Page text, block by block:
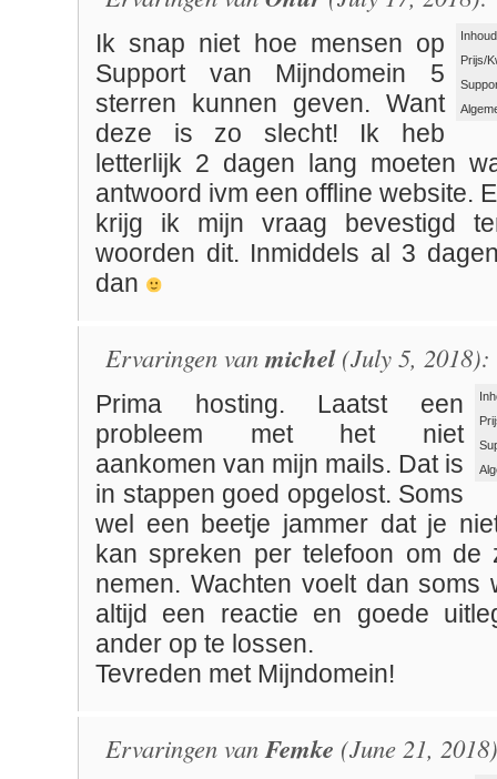
Prijs/
Ik snap niet hoe mensen op
Support van Mijndomein 5
sterren kunnen geven. Want
deze is zo slecht! Ik heb
letterlijk 2 dagen lang moeten
antwoord ivm een offline website.
krijg ik mijn vraag bevestigd
woorden dit. Inmiddels al 3
dan
Ervaringen van michel(July 5, 2018):
Prima hosting. Laatst een
probleem met het niet
aankomen van mijn mails. Dat is
in stappen goed opgelost. Soms
wel een beetje jammer dat je
kan spreken per telefoon om de
nemen. Wachten voelt dan soms
altijd een reactie en goede
ander op te lossen.
Tevreden met Mijndomein!
Ervaringen vanFemke (June 21,